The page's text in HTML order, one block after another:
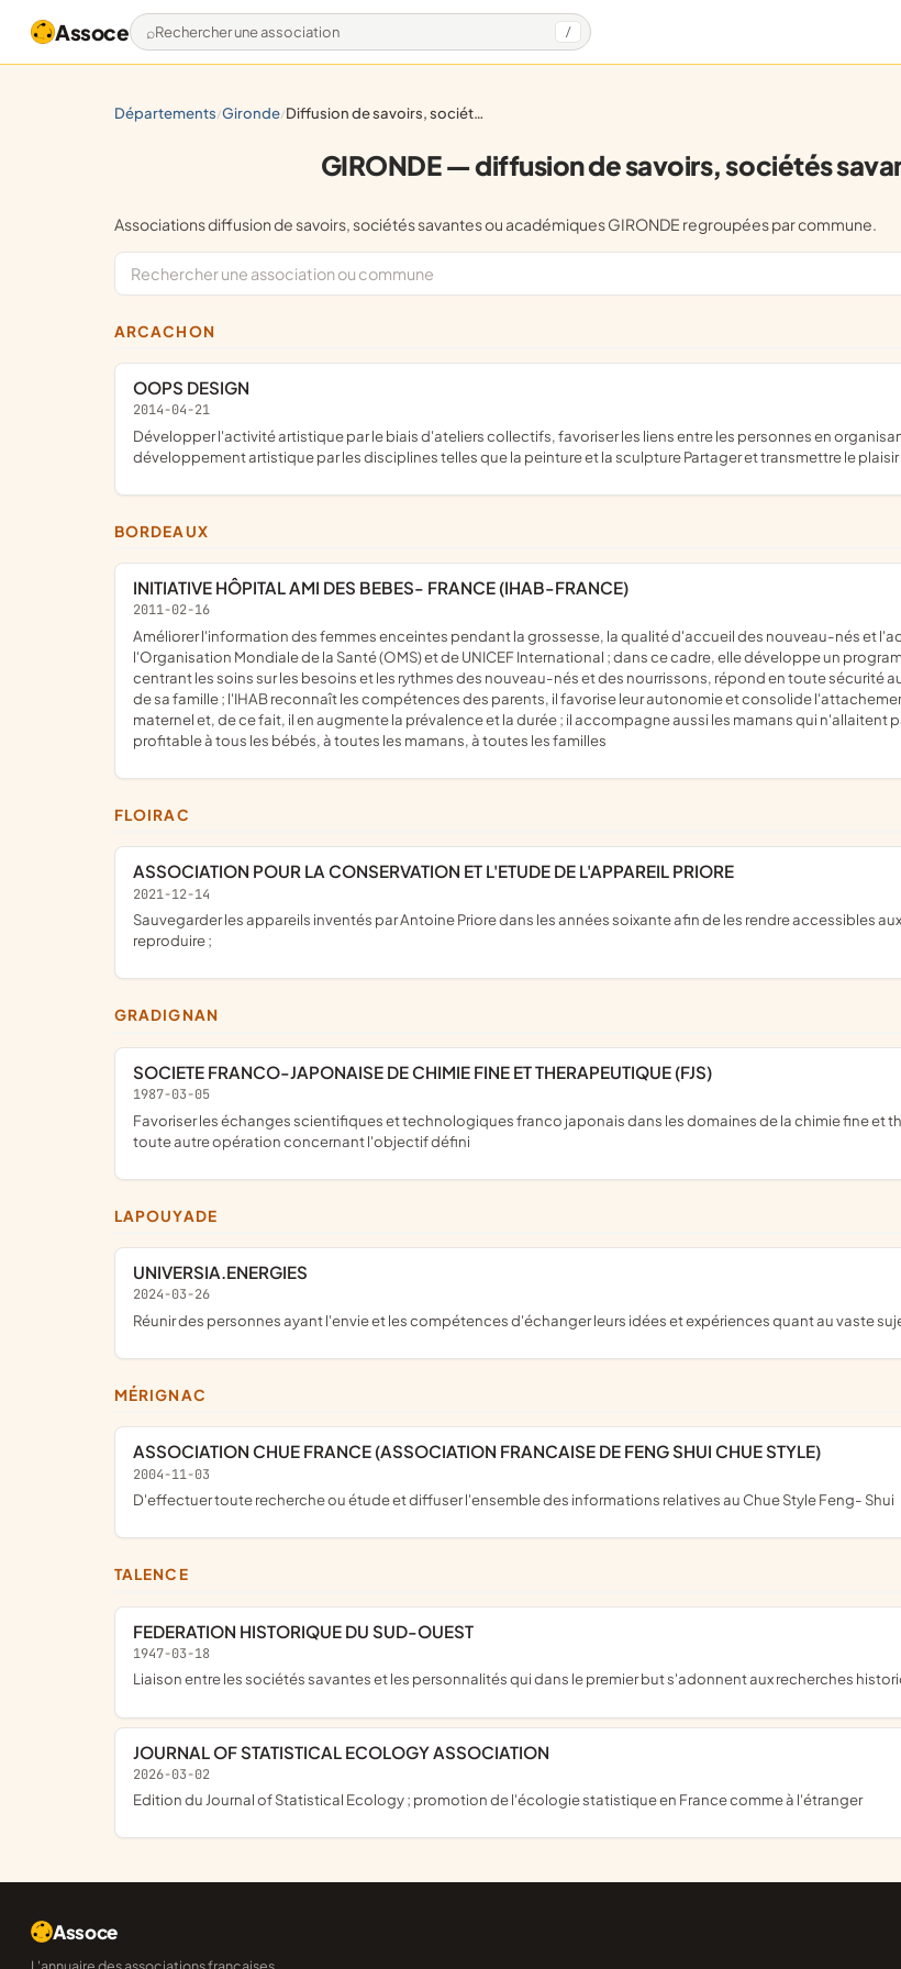
Assoce Rechercher une association /
départements/ gironde/ diffusion de savoirs, sociétés savantes ou académiques
GIRONDE — diffusion de savoirs, sociétés
Associations diffusion de savoirs, sociétés savantes ou académiques GIRONDE regroupées par commune.
ARCACHON
OOPS DESIGN
2014-04-21
développer l'activité artistique par le biais d'ateliers collectifs, favoriser les liens entre les personnes en organisant des événements autour du thème de la création et
développement artistique par les disciplines telles que la peinture et la sculpture Partager et transmettre le
BORDEAUX
INITIATIVE HÔPITAL AMI DES BEBES- FRANCE (IHAB-FRANCE)
2011-02-16
améliorer l'information des femmes enceintes pendant la grossesse, la qualité d'accueil des nouveau-nés et l'accompagnement des parents selon les recommandations de
l'Organisation Mondiale de la Santé (OMS) et de UNICEF International ; dans ce cadre, elle développe un
centrant les soins sur les besoins et les rythmes des nouveau-nés et des nourrissons, répond en toute
de sa famille ; l'IHAB reconnaît les compétences des parents, il favorise leur autonomie et consolide
maternel et, de ce fait, il en augmente la prévalence et la durée ; il accompagne aussi les mamans qui
profitable à tous les bébés, à toutes les mamans, à toutes les familles
FLOIRAC
ASSOCIATION POUR LA CONSERVATION ET L'ETUDE DE L'APPAREIL PRIORE
2021-12-14
sauvegarder les appareils inventés par Antoine Priore dans les années soixante afin de les rendre accessibles aux chercheurs qui souhaitent les étudier et éventuellement les
reproduire ;
GRADIGNAN
SOCIETE FRANCO-JAPONAISE DE CHIMIE FINE ET THERAPEUTIQUE (FJS)
1987-03-05
favoriser les échanges scientifiques et technologiques franco japonais dans les domaines de la chimie fine et thérapeutique; organiser symposia, conférences, missions et
toute autre opération concernant l'objectif défini
LAPOUYADE
UNIVERSIA.ENERGIES
2024-03-26
réunir des personnes ayant l'envie et les compétences d'échanger leurs idées et expériences quant au vaste
MÉRIGNAC
ASSOCIATION CHUE FRANCE (ASSOCIATION FRANCAISE DE FENG SHUI CHUE STYLE)
2004-11-03
d'effectuer toute recherche ou étude et diffuser l'ensemble des informations relatives au Chue Style Feng- Shui
TALENCE
FEDERATION HISTORIQUE DU SUD-OUEST
1947-03-18
liaison entre les sociétés savantes et les personnalités qui dans le premier but s'adonnent aux recherches
JOURNAL OF STATISTICAL ECOLOGY ASSOCIATION
2026-03-02
edition du Journal of Statistical Ecology ; promotion de l'écologie statistique en France comme à l'étranger
Assoce